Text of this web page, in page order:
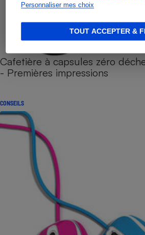
Personnaliser mes choix
TOUT ACCEPTER &
Cafetière à capsules zéro
- Premières impressions
CONSEILS